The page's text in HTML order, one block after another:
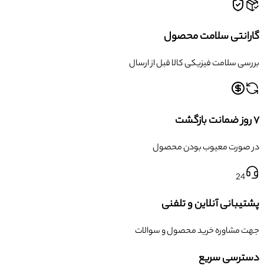
گارانتی سلامت محصول
بررسی سلامت فیزیکی کالا قبل از ارسال
۷ روز ضمانت بازگشت
در صورت معیوب بودن محصول
24
پشتیبانی آنلاین و تلفنی
جهت مشاوره خرید محصول و سوالات
دسترسی سریع